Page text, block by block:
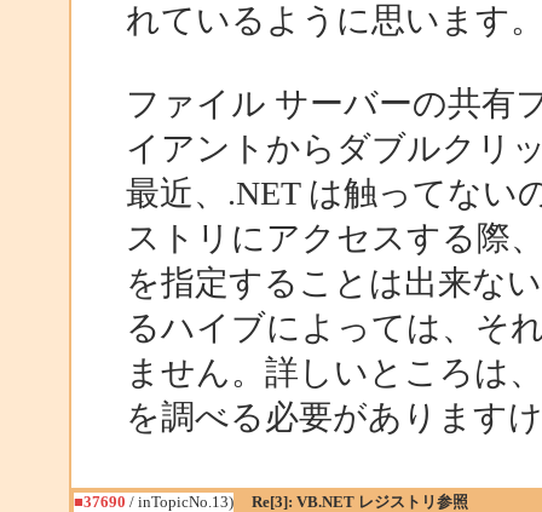
れているように思います
ファイル サーバーの共有
イアントからダブルクリ
最近、.NET は触ってない
ストリにアクセスする際
を指定することは出来な
るハイブによっては、そ
ません。詳しいところは
を調べる必要があります
■37690 / inTopicNo.13) Re[3]: VB.NET レジストリ参照